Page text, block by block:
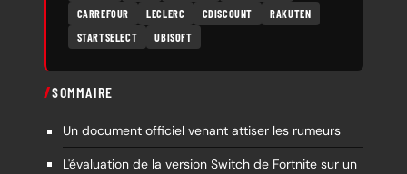
CARREFOUR
LECLERC CDISCOUNT
RAKUTEN
STARTSELECT
UBISOFT
SOMMAIRE
Un document officiel venant attiser les rumeurs
L'évaluation de la version Switch de Fortnite sur un